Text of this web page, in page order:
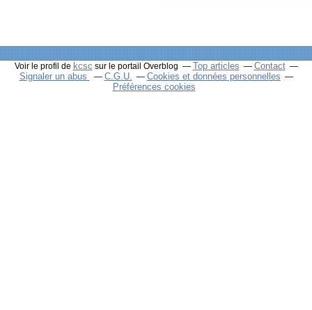
Voir le profil de kcsc sur le portail Overblog Top articles
Contact
Signaler un abus
C.G.U.
Cookies et données personnelles
Préférences cookies